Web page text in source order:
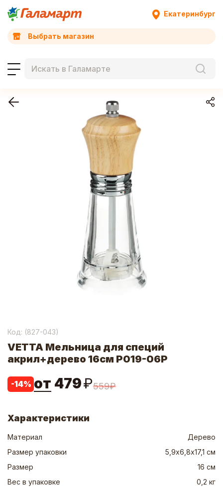
Екатеринбург
Выбрать магазин
Код: (827-043)
VETTA Мельница для специй
акрил+дерево 16см P019-06P
-14% от 479₽559₽
Характеристики
Материал
Дерево
Размер упаковки
5,9х6,8х17,1 см
Размер
16 см
Вес в упаковке
0,2 кг